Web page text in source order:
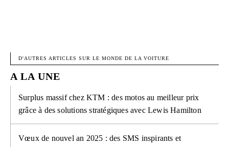
D'AUTRES ARTICLES SUR LE MONDE DE LA VOITURE
A LA UNE
Surplus massif chez KTM : des motos au meilleur prix
grâce à des solutions stratégiques avec Lewis Hamilton
Vœux de nouvel an 2025 : des SMS inspirants et